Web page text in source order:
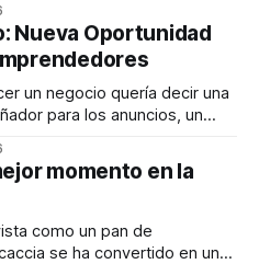
en otro lugar. Durante
SER PRO, el especialista en
Nueva Oportunidad
un negocio quería decir una
para los anuncios, un
de publicidad digital
vendedor para atender
suerte— una persona
momento en la
como un pan de
se ha convertido en uno